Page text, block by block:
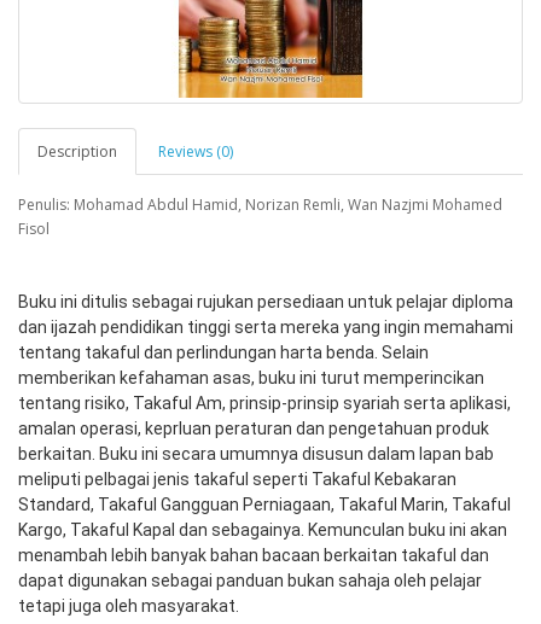
Description Reviews (0)
Penulis: Mohamad Abdul Hamid, Norizan Remli, Wan Nazjmi Mohamed
Fisol
Buku ini ditulis sebagai rujukan persediaan untuk pelajar diploma
dan ijazah pendidikan tinggi serta mereka yang ingin memahami
tentang takaful dan perlindungan harta benda. Selain
memberikan kefahaman asas, buku ini turut memperincikan
tentang risiko, Takaful Am, prinsip-prinsip syariah serta aplikasi,
amalan operasi, keprluan peraturan dan pengetahuan produk
berkaitan. Buku ini secara umumnya disusun dalam lapan bab
meliputi pelbagai jenis takaful seperti Takaful Kebakaran
Standard, Takaful Gangguan Perniagaan, Takaful Marin, Takaful
Kargo, Takaful Kapal dan sebagainya. Kemunculan buku ini akan
menambah lebih banyak bahan bacaan berkaitan takaful dan
dapat digunakan sebagai panduan bukan sahaja oleh pelajar
tetapi juga oleh masyarakat.